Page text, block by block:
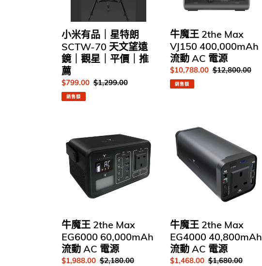
70
天
文
望
遠
鏡
｜
觀
價
｜
小米有品｜星特朗
SCTW-70 天文望遠
鏡｜觀星｜平價｜推
薦
售
價
$799.00 定
$1,299.00
銷售額
AC
電
源
牛魔王 2the Max
VJ150 400,000mAh
流動 AC 電源
售
價
$10,788.00 定
$12,800.00
銷售額
王
2the
Max
EG6000
60,000mAh
AC
電
源
牛魔王 2the Max
EG6000 60,000mAh
流動 AC 電源
售
$1,988.00 定
$2,180.00
魔
王
2the
Max
EG4000
40,800mAh
AC
電
源
牛魔王 2the Max
EG4000 40,800mAh
流動 AC 電源
售
$1,468.00 定
$1,680.00